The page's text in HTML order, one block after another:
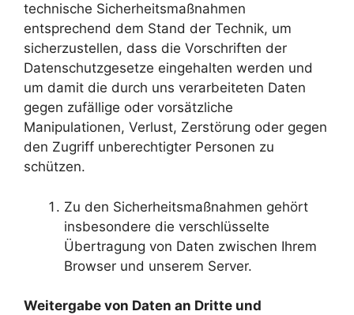
technische Sicherheitsmaßnahmen
entsprechend dem Stand der Technik, um
sicherzustellen, dass die Vorschriften der
Datenschutzgesetze eingehalten werden und
um damit die durch uns verarbeiteten Daten
gegen zufällige oder vorsätzliche
Manipulationen, Verlust, Zerstörung oder gegen
den Zugriff unberechtigter Personen zu
schützen.
Zu den Sicherheitsmaßnahmen gehört
insbesondere die verschlüsselte
Übertragung von Daten zwischen Ihrem
Browser und unserem Server.
Weitergabe von Daten an Dritte und